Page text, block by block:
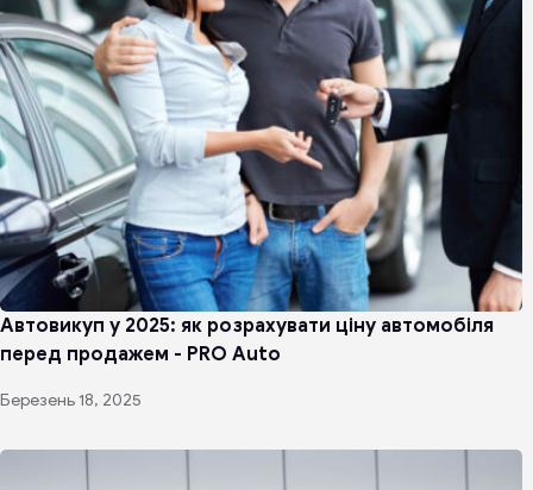
Автовикуп у 2025: як розрахувати ціну автомобіля
перед продажем - PRO Auto
Березень 18, 2025